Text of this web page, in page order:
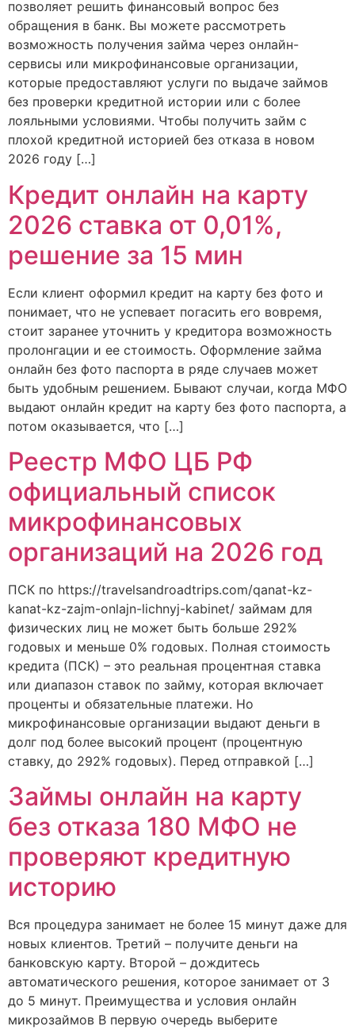
позволяет решить финансовый вопрос без
обращения в банк. Вы можете рассмотреть
возможность получения займа через онлайн-
сервисы или микрофинансовые организации,
которые предоставляют услуги по выдаче займов
без проверки кредитной истории или с более
лояльными условиями. Чтобы получить займ с
плохой кредитной историей без отказа в новом
2026 году […]
Кредит онлайн на карту
2026 ставка от 0,01%,
решение за 15 мин
Если клиент оформил кредит на карту без фото и
понимает, что не успевает погасить его вовремя,
стоит заранее уточнить у кредитора возможность
пролонгации и ее стоимость. Оформление займа
онлайн без фото паспорта в ряде случаев может
быть удобным решением. Бывают случаи, когда МФО
выдают онлайн кредит на карту без фото паспорта, а
потом оказывается, что […]
Реестр МФО ЦБ РФ
официальный список
микрофинансовых
организаций на 2026 год
ПСК по https://travelsandroadtrips.com/qanat-kz-
kanat-kz-zajm-onlajn-lichnyj-kabinet/ займам для
физических лиц не может быть больше 292%
годовых и меньше 0% годовых. Полная стоимость
кредита (ПСК) – это реальная процентная ставка
или диапазон ставок по займу, которая включает
проценты и обязательные платежи. Но
микрофинансовые организации выдают деньги в
долг под более высокий процент (процентную
ставку, до 292% годовых). Перед отправкой […]
Займы онлайн на карту
без отказа 180 МФО не
проверяют кредитную
историю
Вся процедура занимает не более 15 минут даже для
новых клиентов. Третий – получите деньги на
банковскую карту. Второй – дождитесь
автоматического решения, которое занимает от 3
до 5 минут. Преимущества и условия онлайн
микрозаймов В первую очередь выберите